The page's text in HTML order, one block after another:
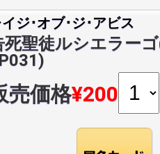
イジ･オブ･ジ･アビス
死聖徒ルシエラー
売価格¥200